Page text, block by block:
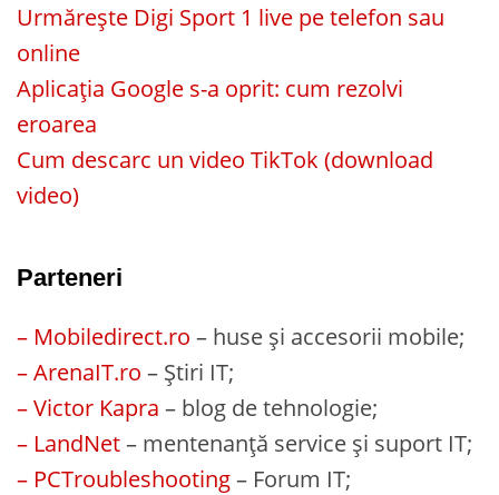
Urmărește Digi Sport 1 live pe telefon sau
online
Aplicația Google s-a oprit: cum rezolvi
eroarea
Cum descarc un video TikTok (download
video)
Parteneri
– Mobiledirect.ro – huse și accesorii mobile;
– ArenaIT.ro – Știri IT;
– Victor Kapra – blog de tehnologie;
– LandNet– mentenanță service și suport IT;
– PCTroubleshooting– Forum IT;